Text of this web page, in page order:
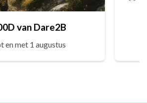
van Dare2B
en met 1 augustus